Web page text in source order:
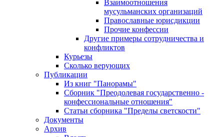
Взаимоотношения
мусульманских организаций
Православные юрисдикции
Прочие конфессии
Другие примеры сотрудничества и
конфликтов
Курьезы
Сколько верующих
Публикации
Из книг "Панорамы"
Сборник "Преодолевая государственно -
конфессиональные отношения"
Статьи сборника "Пределы светскости"
Документы
Архив